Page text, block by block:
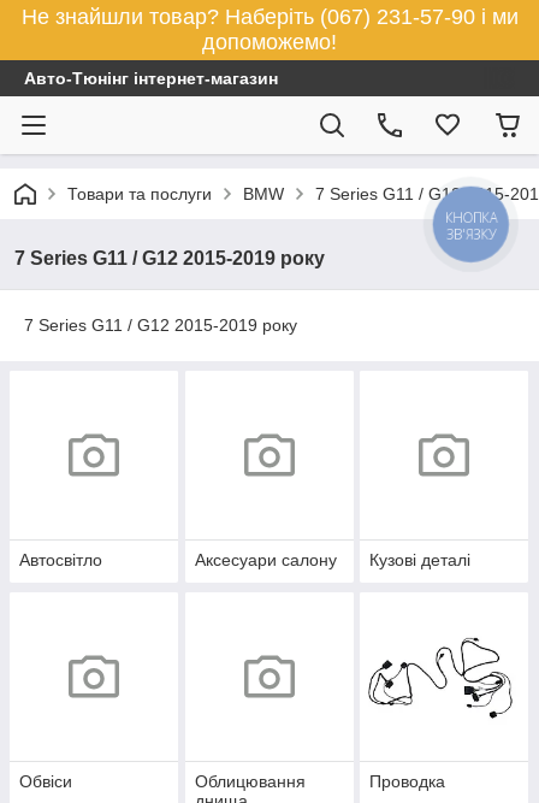
Не знайшли товар? Наберіть (067) 231-57-90 і ми
допоможемо!
Авто-Тюнінг інтернет-магазин
Товари та послуги BMW 7 Series G11 / G12 2015-
7 Series G11 / G12 2015-2019 року
7 Series G11 / G12 2015-2019 року
Автосвітло Аксесуари салону Кузові деталі
Обвіси
Облицювання
Проводка
КНОПКА
ЗВ'ЯЗКУ